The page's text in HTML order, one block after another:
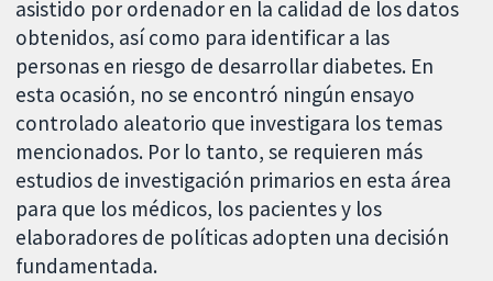
asistido por ordenador en la calidad de los datos
obtenidos, así como para identificar a las
personas en riesgo de desarrollar diabetes. En
esta ocasión, no se encontró ningún ensayo
controlado aleatorio que investigara los temas
mencionados. Por lo tanto, se requieren más
estudios de investigación primarios en esta área
para que los médicos, los pacientes y los
elaboradores de políticas adopten una decisión
fundamentada.